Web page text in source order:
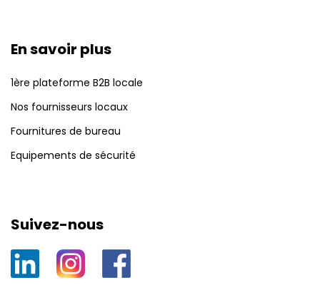
En savoir plus
1ère plateforme B2B locale
Nos fournisseurs locaux
Fournitures de bureau
Equipements de sécurité
Suivez-nous